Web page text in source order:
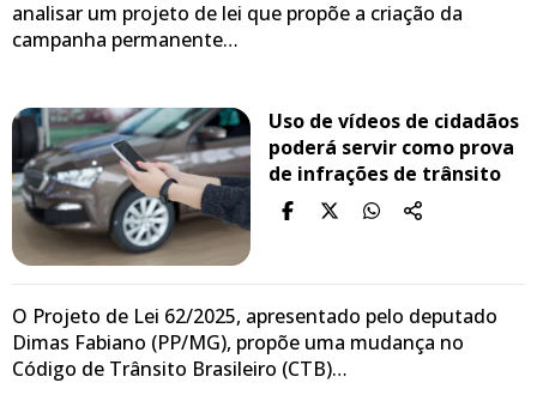
analisar um projeto de lei que propõe a criação da
campanha permanente…
Uso de vídeos de cidadãos
poderá servir como prova
de infrações de trânsito
O Projeto de Lei 62/2025, apresentado pelo deputado
Dimas Fabiano (PP/MG), propõe uma mudança no
Código de Trânsito Brasileiro (CTB)…